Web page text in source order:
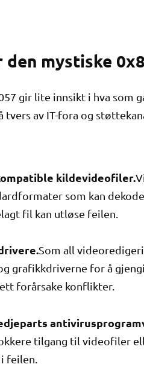
den mystiske
gir lite innsikt i hva som
av IT-fora og
kildevideofiler.
som kan
fil kan utløse feilen.
Som all
grafikkdriverne for å
forårsake konflikter.
tilgang til videofiler
feilen.